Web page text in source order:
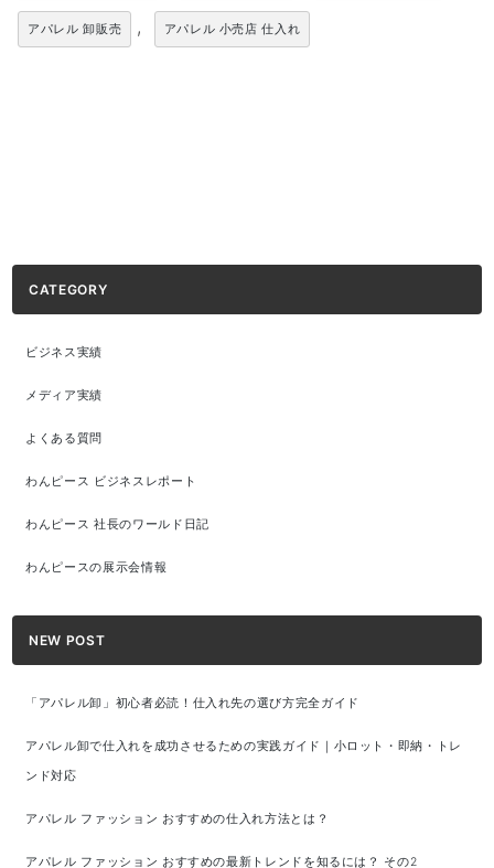
アパレル 卸販売 , アパレル 小売店 仕入れ
CATEGORY
ビジネス実績
メディア実績
よくある質問
わんピース ビジネスレポート
わんピース 社長のワールド日記
わんピースの展示会情報
NEW POST
「アパレル卸」初心者必読！仕入れ先の選び方完全ガイド
アパレル卸で仕入れを成功させるための実践ガイド｜小ロット・即納・トレ
ンド対応
アパレル ファッション おすすめの仕入れ方法とは？
アパレル ファッション おすすめの最新トレンドを知るには？ その2